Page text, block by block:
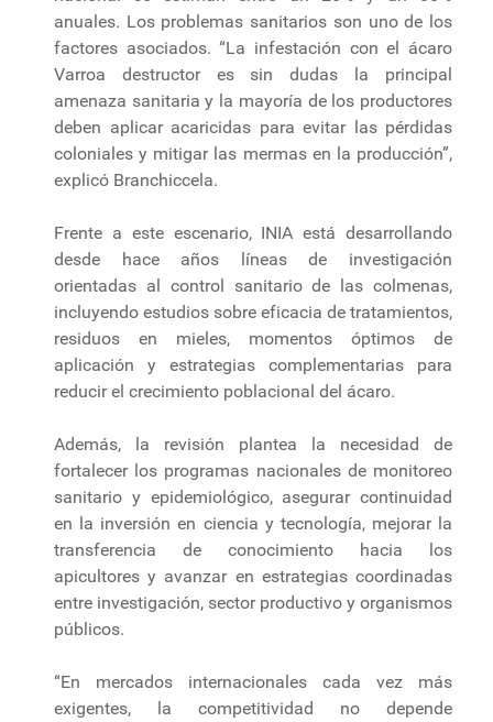
anuales. Los problemas sanitarios son uno de los
factores asociados. “La infestación con el ácaro
Varroa destructor es sin dudas la principal
amenaza sanitaria y la mayoría de los productores
deben aplicar acaricidas para evitar las pérdidas
coloniales y mitigar las mermas en la producción”,
explicó Branchiccela.
Frente a este escenario, INIA está desarrollando
desde hace años líneas de investigación
orientadas al control sanitario de las colmenas,
incluyendo estudios sobre eficacia de tratamientos,
residuos en mieles, momentos óptimos de
aplicación y estrategias complementarias para
reducir el crecimiento poblacional del ácaro.
Además, la revisión plantea la necesidad de
fortalecer los programas nacionales de monitoreo
sanitario y epidemiológico, asegurar continuidad
en la inversión en ciencia y tecnología, mejorar la
transferencia de conocimiento hacia los
apicultores y avanzar en estrategias coordinadas
entre investigación, sector productivo y organismos
públicos.
“En mercados internacionales cada vez más
exigentes, la competitividad no depende